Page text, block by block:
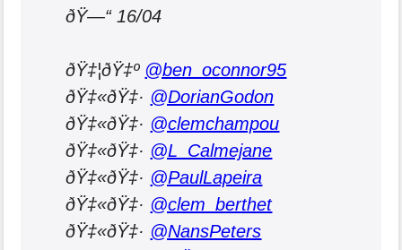
ðŸ—“ 16/04
ðŸ‡¦ðŸ‡º @ben_oconnor95
ðŸ‡«ðŸ‡· @DorianGodon
ðŸ‡«ðŸ‡· @clemchampou
ðŸ‡«ðŸ‡· @L_Calmejane
ðŸ‡«ðŸ‡· @PaulLapeira
ðŸ‡«ðŸ‡· @clem_berthet
ðŸ‡«ðŸ‡· @NansPeters